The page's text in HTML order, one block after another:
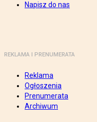
Napisz do nas
REKLAMA I PRENUMERATA
Reklama
Ogłoszenia
Prenumerata
Archiwum